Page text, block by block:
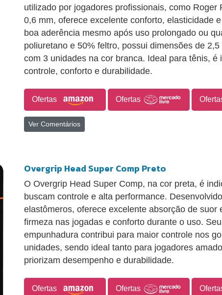
utilizado por jogadores profissionais, como Roger
0,6 mm, oferece excelente conforto, elasticidade
boa aderência mesmo após uso prolongado ou
poliuretano e 50% feltro, possui dimensões de
com 3 unidades na cor branca. Ideal para tênis, é
controle, conforto e durabilidade.
Ofertas Ofertas
Ver Comentários
Overgrip Head Super Comp Preto
O Overgrip Head Super Comp, na cor preta, é
buscam controle e alta performance.
elastômeros, oferece excelente absorção de suor
firmeza nas jogadas e conforto durante o uso.
empunhadura contribui para maior controle nos
unidades, sendo ideal tanto para jogadores
priorizam desempenho e durabilidade.
Ofertas Ofertas